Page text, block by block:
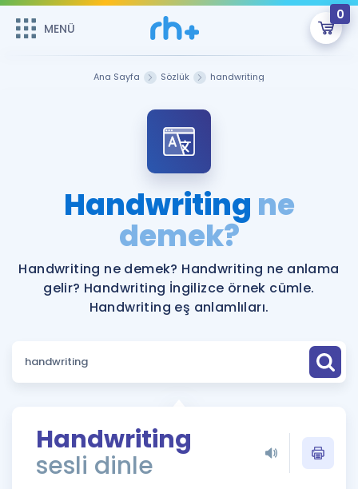
MENÜ
0
Şifremi Hatırlamıyorum
Sepetin Şu An Boş.
Remzi Hoca ile seni sınava hazırlayacak onlarca eğitim seni
bekliyor!
MENÜ
Katılımcı Görüşleri
Faydalı Araçlar
Ücretsiz Kaynaklar
Puan Hesaplama
ÖSYM Sınav Takvimi
Kampanyalar
İngilizce Gramer
Ana Sayfa Sözlük handwriting
Handwriting ne
demek?
Handwriting ne demek? Handwriting ne anlama
gelir? Handwriting İngilizce örnek cümle.
Handwriting eş anlamlıları.
Handwriting
sesli dinle